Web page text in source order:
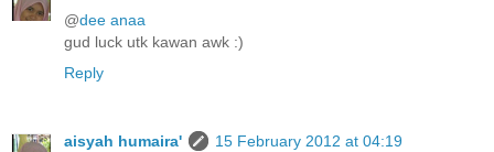
@dee anaa
gud luck utk kawan awk :)
Reply
aisyah humaira'
15 February 2012 at 04:19